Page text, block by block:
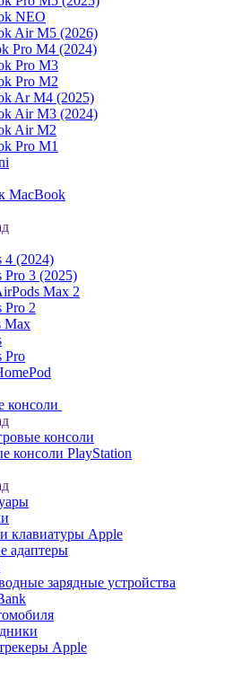
NEO
Air M5 (2026)
Pro M4 (2024)
Pro M3
Pro M2
Ar M4 (2025)
Air M3 (2024)
Air M2
Pro M1
MacBook
4 (2024)
Pro 3 (2025)
Max 2
Pro 2
Max
Pro
консоли
консоли
консоли PlayStation
Apple
адаптеры
зарядные устройства
Apple